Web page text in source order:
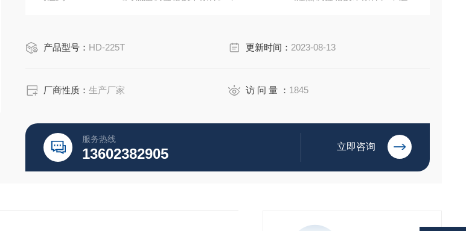
产品型号： HD-225T 更新时间： 2023-08-13
厂商性质：生产厂家 访 问 量 ： 1845
服务热线
13602382905 立即咨询